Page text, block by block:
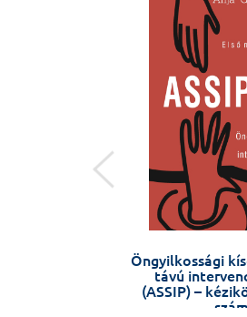
Öngyilkossági
távú
(ASSIP) –